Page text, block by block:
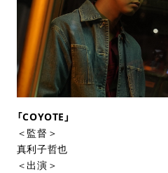
「COYOTE」
＜監督＞
真利子哲也
＜出演＞